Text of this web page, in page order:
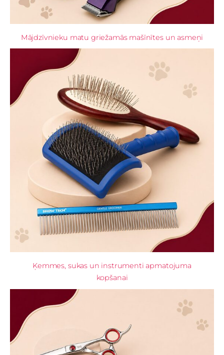
Mājdzīvnieku matu griežamās mašīnītes un asmeņi
Ķemmes, sukas un instrumenti apmatojuma
kopšanai